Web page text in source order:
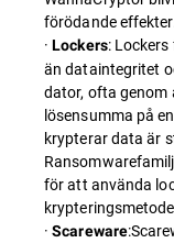
förödande
·Lockers:
än dataintegritet
dator, ofta genom
lösensumma på
krypterar data är
för att använda
·Scareware